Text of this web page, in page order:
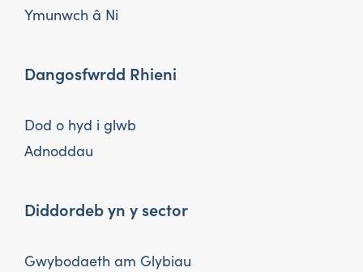
Ymunwch â Ni
Dangosfwrdd Rhieni
Dod o hyd i glwb
Adnoddau
Diddordeb yn y sector
Gwybodaeth am Glybiau